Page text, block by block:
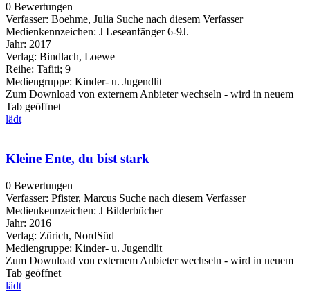
0 Bewertungen
Verfasser: Boehme, Julia Suche nach diesem Verfasser
Medienkennzeichen: J Leseanfänger 6-9J.
Jahr: 2017
Verlag: Bindlach, Loewe
Reihe: Tafiti; 9
Mediengruppe: Kinder- u. Jugendlit
Zum Download von externem Anbieter wechseln - wird in neuem
Tab geöffnet
lädt
Kleine Ente, du bist stark
0 Bewertungen
Verfasser: Pfister, Marcus Suche nach diesem Verfasser
Medienkennzeichen: J Bilderbücher
Jahr: 2016
Verlag: Zürich, NordSüd
Mediengruppe: Kinder- u. Jugendlit
Zum Download von externem Anbieter wechseln - wird in neuem
Tab geöffnet
lädt